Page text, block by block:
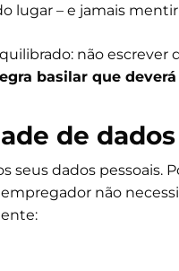
lugar – e jamais mentir
não escrever
basilar que
de
seus dados pessoais.
não